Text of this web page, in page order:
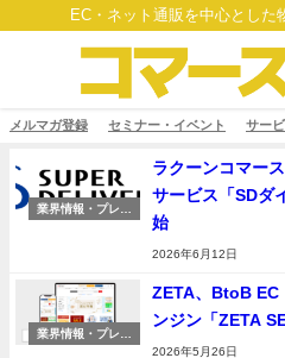
EC・ネット通販を中心とした
メルマガ登録 セミナー・イベント サー
業界情報・プレス
ラクーンコマー
サービス「SDダ
始
2026年6月12日
業界情報・プレス
ZETA、BtoB EC
ンジン「ZETA
2026年5月26日